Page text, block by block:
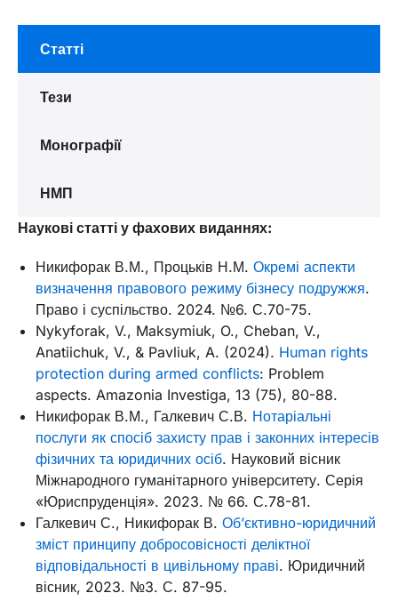
Статті
Тези
Монографії
НМП
Наукові статті у фахових виданнях:
Никифорак В.М., Процьків Н.М. Окремі аспекти
визначення правового режиму бізнесу подружжя.
Право і суспільство. 2024. №6. С.70-75.
Nykyforak, V., Maksymiuk, O., Cheban, V.,
Anatiichuk, V., & Pavliuk, A. (2024). Human rights
protection during armed conflicts: Problem
aspects. Amazonia Investiga, 13 (75), 80-88.
Никифорак В.М., Галкевич С.В. Нотаріальні
послуги як спосіб захисту прав і законних інтересів
фізичних та юридичних осіб. Науковий вісник
Міжнародного гуманітарного університету. Серія
«Юриспруденція». 2023. № 66. С.78-81.
Галкевич С., Никифорак В. Об’єктивно-юридичний
зміст принципу добросовісності деліктної
відповідальності в цивільному праві. Юридичний
вісник, 2023. №3. С. 87-95.